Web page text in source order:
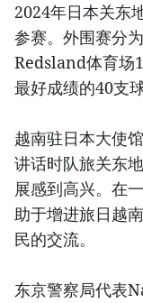
2024年日本关东
参赛。外围赛分
Redsland体育场
最好成绩的40支
越南驻日本大使
讲话时队旅关东
展感到高兴。在
助于增进旅日越
民的交流。
东京警察局代表